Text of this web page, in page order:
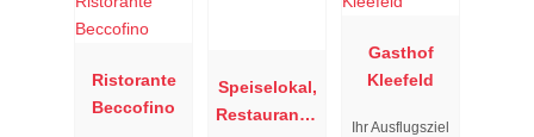
Ristorante
Beccofino
Speiselokal,
Restaurant "
Gasthof
Kleefeld
Ihr Ausflugsziel